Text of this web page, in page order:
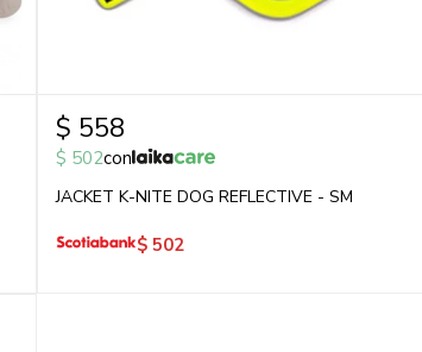
$ 558
$ 502con
JACKET K-NITE DOG REFLECTIVE - SM
$ 502